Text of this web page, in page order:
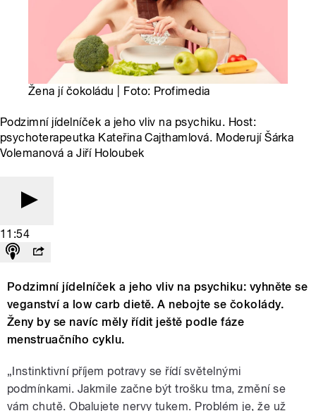
Žena jí čokoládu | Foto: Profimedia
Podzimní jídelníček a jeho vliv na psychiku. Host:
psychoterapeutka Kateřina Cajthamlová. Moderují Šárka
Volemanová a Jiří Holoubek
11:54
Podzimní jídelníček a jeho vliv na psychiku: vyhněte se
veganství a low carb dietě. A nebojte se čokolády.
Ženy by se navíc měly řídit ještě podle fáze
menstruačního cyklu.
„Instinktivní příjem potravy se řídí světelnými
podmínkami. Jakmile začne být trošku tma, změní se
vám chutě. Obalujete nervy tukem. Problém je, že už